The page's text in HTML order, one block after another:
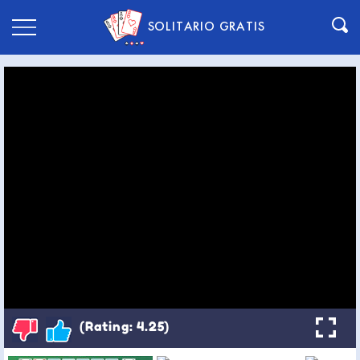
SOLITARIO GRATIS
(Rating: 4.25)